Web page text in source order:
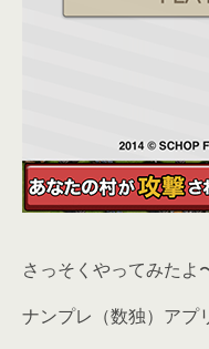
さっそくやってみたよ
ナンプレ（数独）アプ